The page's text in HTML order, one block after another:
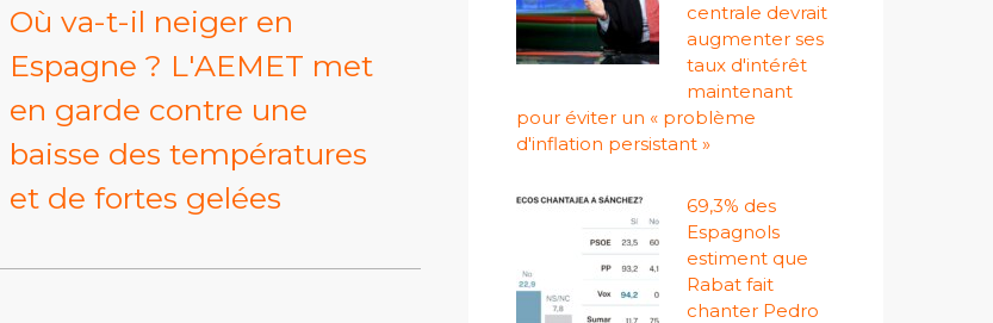
Où va-t-il neiger en
Espagne ? L'AEMET met
en garde contre une
baisse des températures
et de fortes gelées
centrale devrait
augmenter ses
taux d'intérêt
maintenant
pour éviter un « problème
d'inflation persistant »
69,3% des
Espagnols
estiment que
Rabat fait
chanter Pedro